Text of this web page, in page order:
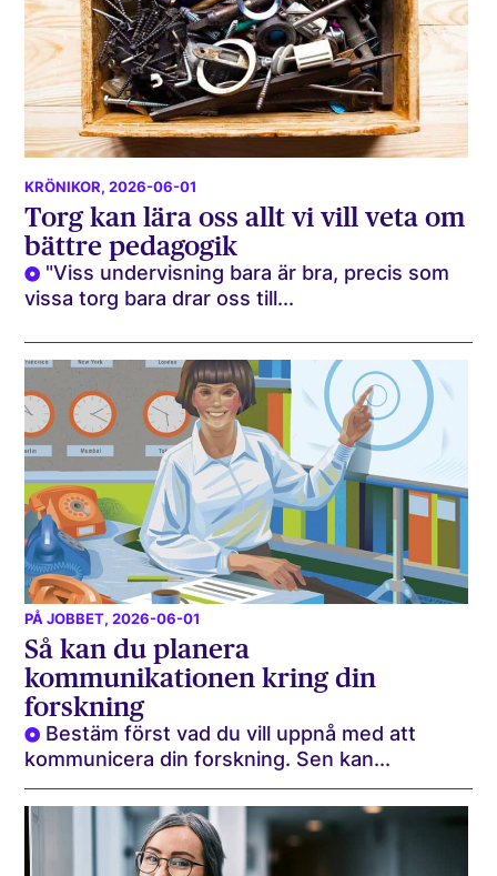
KRÖNIKOR, 2026-06-01
Torg kan lära oss allt vi vill veta om
bättre pedagogik
"Viss undervisning bara är bra, precis som
vissa torg bara drar oss till...
PÅ JOBBET, 2026-06-01
Så kan du planera
kommunikationen kring din
forskning
Bestäm först vad du vill uppnå med att
kommunicera din forskning. Sen kan...